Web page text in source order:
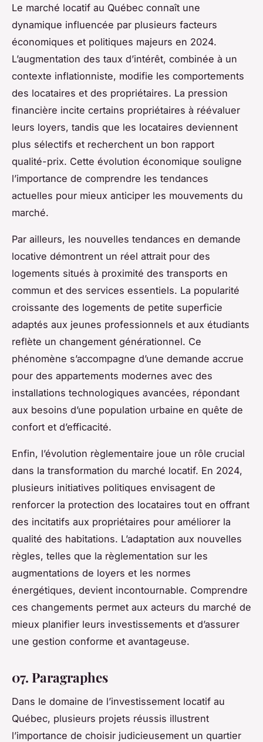
Le marché locatif au Québec connaît une
dynamique influencée par plusieurs facteurs
économiques et politiques majeurs en 2024.
L’augmentation des taux d’intérêt, combinée à un
contexte inflationniste, modifie les comportements
des locataires et des propriétaires. La pression
financière incite certains propriétaires à réévaluer
leurs loyers, tandis que les locataires deviennent
plus sélectifs et recherchent un bon rapport
qualité-prix. Cette évolution économique souligne
l’importance de comprendre les tendances
actuelles pour mieux anticiper les mouvements du
marché.
Par ailleurs, les nouvelles tendances en demande
locative démontrent un réel attrait pour des
logements situés à proximité des transports en
commun et des services essentiels. La popularité
croissante des logements de petite superficie
adaptés aux jeunes professionnels et aux étudiants
reflète un changement générationnel. Ce
phénomène s’accompagne d’une demande accrue
pour des appartements modernes avec des
installations technologiques avancées, répondant
aux besoins d’une population urbaine en quête de
confort et d’efficacité.
Enfin, l’évolution règlementaire joue un rôle crucial
dans la transformation du marché locatif. En 2024,
plusieurs initiatives politiques envisagent de
renforcer la protection des locataires tout en offrant
des incitatifs aux propriétaires pour améliorer la
qualité des habitations. L’adaptation aux nouvelles
règles, telles que la règlementation sur les
augmentations de loyers et les normes
énergétiques, devient incontournable. Comprendre
ces changements permet aux acteurs du marché de
mieux planifier leurs investissements et d’assurer
une gestion conforme et avantageuse.
07. Paragraphes
Dans le domaine de l’investissement locatif au
Québec, plusieurs projets réussis illustrent
l’importance de choisir judicieusement un quartier